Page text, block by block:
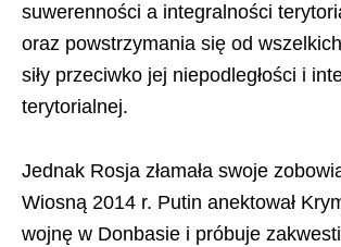
suwerenności a integralności
oraz powstrzymania się od
siły przeciwko jej niepodległości i
terytorialnej.
Jednak Rosja złamała swoje
Wiosną 2014 r. Putin anektował
wojnę w Donbasie i próbuje